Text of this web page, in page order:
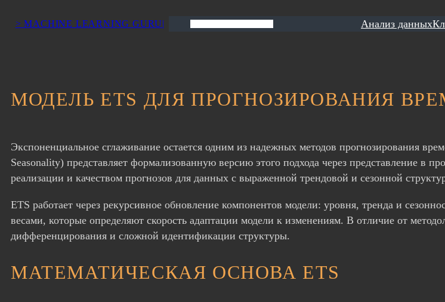
> MACHINE LEARNING GURU| Анализ данных
МОДЕЛЬ ETS ДЛЯ ПРОГНОЗИРОВАНИЯ
Экспоненциальное сглаживание остается одним из надежных методов прогнозирования
Seasonality) представляет формализованную версию этого подхода через представление в
реализации и качеством прогнозов для данных с выраженной трендовой и сезонной
ETS работает через рекурсивное обновление компонентов модели: уровня, тренда и
весами, которые определяют скорость адаптации модели к изменениям. В отличие от
дифференцирования и сложной идентификации структуры.
МАТЕМАТИЧЕСКАЯ ОСНОВА ETS